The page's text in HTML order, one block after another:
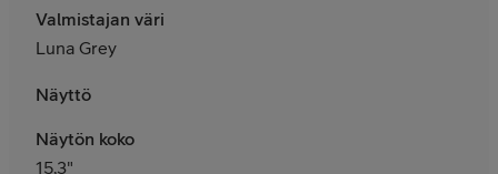
Valmistajan väri
Luna Grey
Näyttö
Näytön koko
15,3"